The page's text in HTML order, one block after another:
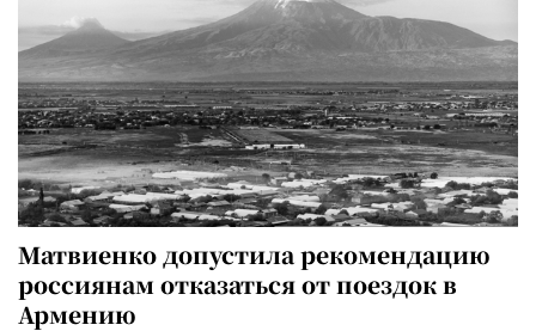
Матвиенко допустила рекомендацию
россиянам отказаться от поездок в
Армению